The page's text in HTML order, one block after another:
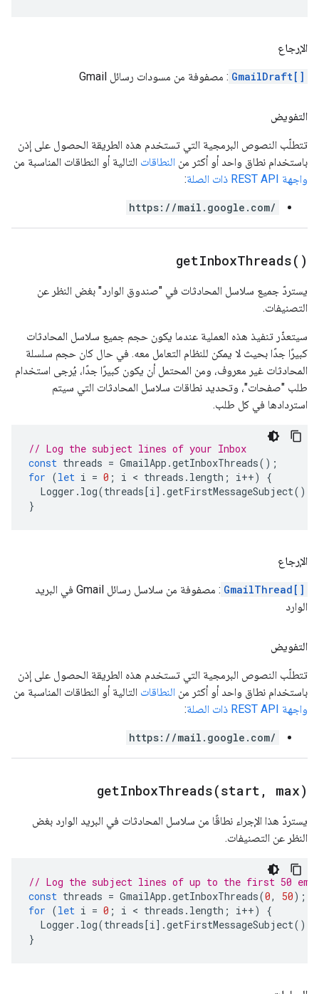
الإرجاع
GmailDraft[] : مصفوفة من مسودات رسائل Gmail
التفويض
تتطلّب النصوص البرمجية التي تستخدم هذه الطريقة الحصول على إذن
باستخدام نطاق واحد أو أكثر من النطاقات التالية أو النطاقات المناسبة من
واجهة REST API ذات الصلة
:
https://mail.google.com/
getInboxThreads( )
يستردّ جميع سلاسل المحادثات في "صندوق الوارد" بغض النظر عن
التصنيفات.
سيتعذّر تنفيذ هذه العملية عندما يكون حجم جميع سلاسل المحادثات
كبيرًا جدًا بحيث لا يمكن للنظام التعامل معه. في حال كان حجم سلسلة
المحادثات غير معروف، ومن المحتمل أن يكون كبيرًا جدًا، يُرجى استخدام
طلب "صفحات"، وتحديد نطاقات سلاسل المحادثات التي سيتم
استردادها في كل طلب.
// Log the subject lines of your Inbox
const threads = GmailApp .getInboxThreads();
for (let i = 0 ; i < threads . length ; i++)
{
Logger . log(threads[i].getFirstMessageSubject());
}
الإرجاع
GmailThread[]
: مصفوفة من سلاسل رسائل Gmail في البريد
الوارد
التفويض
تتطلّب النصوص البرمجية التي تستخدم هذه الطريقة الحصول على إذن
باستخدام نطاق واحد أو أكثر من النطاقات التالية أو النطاقات المناسبة من
واجهة REST API ذات الصلة
:
https://mail.google.com/
getInboxThreads(start , max)
يستردّ هذا الإجراء نطاقًا من سلاسل المحادثات في البريد الوارد بغض
النظر عن التصنيفات.
// Log the subject lines of up to the first 50
const threads = GmailApp .getInboxThreads(0, 50);
for (let i = 0 ; i < threads . length ; i++)
{
Logger . log(threads[i].getFirstMessageSubject());
}